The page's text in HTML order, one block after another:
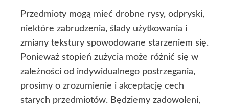
Przedmioty mogą mieć drobne rysy, odpryski,
niektóre zabrudzenia, ślady użytkowania i
zmiany tekstury spowodowane starzeniem się.
Ponieważ stopień zużycia może różnić się w
zależności od indywidualnego postrzegania,
prosimy o zrozumienie i akceptację cech
starych przedmiotów. Będziemy zadowoleni,